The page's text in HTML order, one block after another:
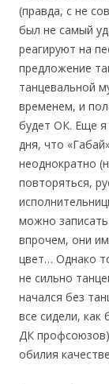
(правда, с не
был не самый
реагируют на
предложение
танцевальной
временем, и
будет ОК. Еще я
дня, что
неоднократно
повторяться,
можно
впрочем, они
цвет… Однако
не сильно
начался без
все сидели, как
ДК
обилия